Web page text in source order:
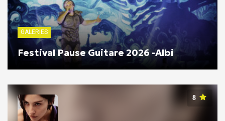
GALERIES
Festival Pause Guitare 2026 -Albi
8